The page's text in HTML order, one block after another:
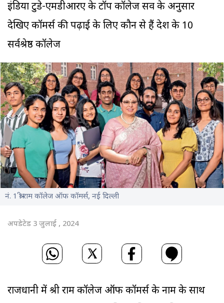
इंडिया टुडे-एमडीआरए के टॉप कॉलेज सर्वे के अनुसार
देखिए कॉमर्स की पढ़ाई के लिए कौन से हैं देश के 10
सर्वश्रेष्ठ कॉलेज
नं. 1 श्री राम कॉलेज ऑफ कॉमर्स, नई दिल्ली
अपडेटेड 3 जुलाई , 2024
राजधानी में श्री राम कॉलेज ऑफ कॉमर्स के नाम के साथ